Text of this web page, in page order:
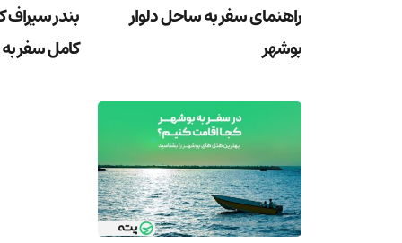
راهنمای سفر به ساحل دلوار
بوشهر
بندر
کامل سفر